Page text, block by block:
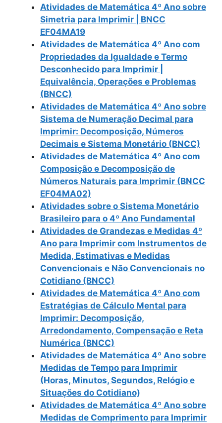
Atividades de Matemática 4º Ano sobre
Simetria para Imprimir | BNCC
EF04MA19
Atividades de Matemática 4º Ano com
Propriedades da Igualdade e Termo
Desconhecido para Imprimir |
Equivalência, Operações e Problemas
(BNCC)
Atividades de Matemática 4º Ano sobre
Sistema de Numeração Decimal para
Imprimir: Decomposição, Números
Decimais e Sistema Monetário (BNCC)
Atividades de Matemática 4º Ano com
Composição e Decomposição de
Números Naturais para Imprimir (BNCC
EF04MA02)
Atividades sobre o Sistema Monetário
Brasileiro para o 4º Ano Fundamental
Atividades de Grandezas e Medidas 4º
Ano para Imprimir com Instrumentos de
Medida, Estimativas e Medidas
Convencionais e Não Convencionais no
Cotidiano (BNCC)
Atividades de Matemática 4º Ano com
Estratégias de Cálculo Mental para
Imprimir: Decomposição,
Arredondamento, Compensação e Reta
Numérica (BNCC)
Atividades de Matemática 4º Ano sobre
Medidas de Tempo para Imprimir
(Horas, Minutos, Segundos, Relógio e
Situações do Cotidiano)
Atividades de Matemática 4º Ano sobre
Medidas de Comprimento para Imprimir